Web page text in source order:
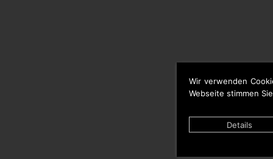
Wir verwenden
Webseite stimmen
Details